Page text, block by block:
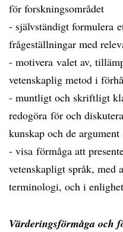
för forskningsområdet
- självständigt formulera
frågeställningar med
- motivera valet av,
vetenskaplig metod i
- muntligt och skriftligt
redogöra för och
kunskap och de
- visa förmåga att
vetenskapligt språk, med
terminologi, och i
Värderingsförmåga och